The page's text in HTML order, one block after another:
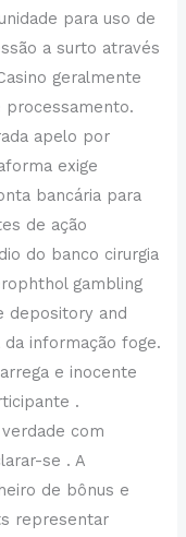
para uso de
a surto através
geralmente
processamento.
apelo por
exige
bancária para
de ação
do banco cirurgia
gambling
depository and
informação foge.
e inocente
.
com
se . A
de bônus e
representar